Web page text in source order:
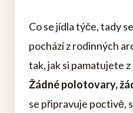
Co se jídla týče, tady
pochází z rodinných
tak, jak si pamatujete
Žádné polotovary,
se připravuje poctivě,